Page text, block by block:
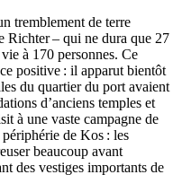
tremblement de terre
Richter – qui ne dura que 27
à 170 personnes. Ce
positive : il apparut bientôt
du quartier du port avaient
d’anciens temples et
à une vaste campagne de
de Kos : les
beaucoup avant
des vestiges importants de